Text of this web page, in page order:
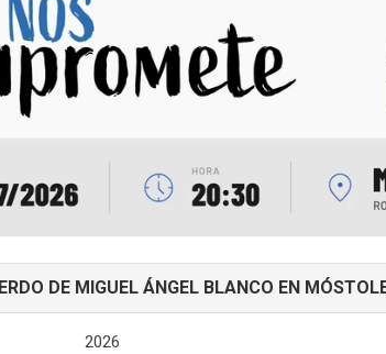
DE MIGUEL ÁNGEL BLANCO EN
2026